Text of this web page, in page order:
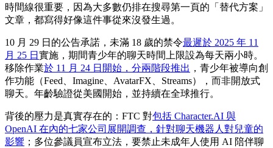
時間線很重要，因為大多數仍排在搜尋第一頁的「替代方案」
文章，都寫得好像這件事從來沒發生過。
10 月 29 日的公告承諾，未滿 18 歲的禁令最遲於 2025 年 11
月 25 日 實施，期間青少年的聊天時間上限設為每天兩小時。
移除作業於 11 月 24 日開始，分兩階段推出 ，青少年被導向創
作功能（Feed、Imagine、AvatarFX、Streams），而非開放式
聊天。年齡驗證從美國開始，並持續在全球推行。
背後的壓力是真實存在的：FTC 對包括 Character.AI 與
OpenAI 在內的七家公司展開調查，針對聊天機器人對兒童的
影響 ；多位參議員宣布立法，要禁止未成年人使用 AI 陪伴聊